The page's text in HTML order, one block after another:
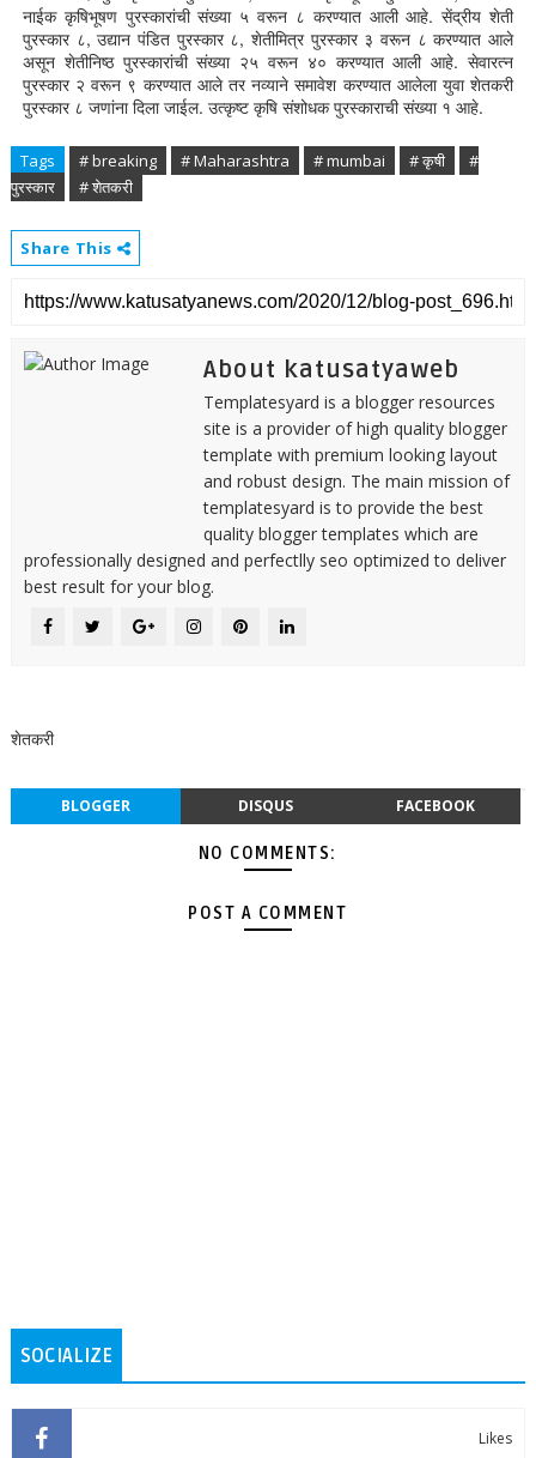
नाईक कृषिभूषण पुरस्कारांची संख्या ५ वरून ८ करण्यात आली आहे. सेंद्रीय शेती
पुरस्कार ८, उद्यान पंडित पुरस्कार ८, शेतीमित्र पुरस्कार ३ वरून ८ करण्यात आले
असून शेतीनिष्ठ पुरस्कारांची संख्या २५ वरून ४० करण्यात आली आहे. सेवारत्न
पुरस्कार २ वरून ९ करण्यात आले तर नव्याने समावेश करण्यात आलेला युवा शेतकरी
पुरस्कार ८ जणांना दिला जाईल. उत्कृष्ट कृषि संशोधक पुरस्काराची संख्या १ आहे.
Tags # breaking # Maharashtra # mumbai # कृषी
#
पुरस्कार
# शेतकरी
Share This
About katusatyaweb
Templatesyard is a blogger resources
site is a provider of high quality blogger
template with premium looking layout
and robust design. The main mission of
templatesyard is to provide the best
quality blogger templates which are
professionally designed and perfectlly seo optimized to deliver
best result for your blog.
शेतकरी
BLOGGER DISQUS FACEBOOK
NO COMMENTS:
POST A COMMENT
SOCIALIZE
Likes